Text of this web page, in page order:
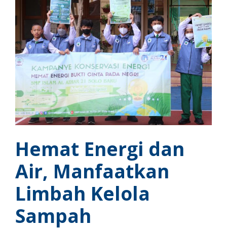
Hemat Energi dan
Air, Manfaatkan
Limbah Kelola
Sampah